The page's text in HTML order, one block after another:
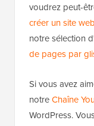
Assurez-vous
par le nom réel
Nous espérons
voudrez peut-
créer un site
notre sélection